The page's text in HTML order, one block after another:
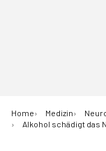
Home Medizin
Alkohol schädigt das